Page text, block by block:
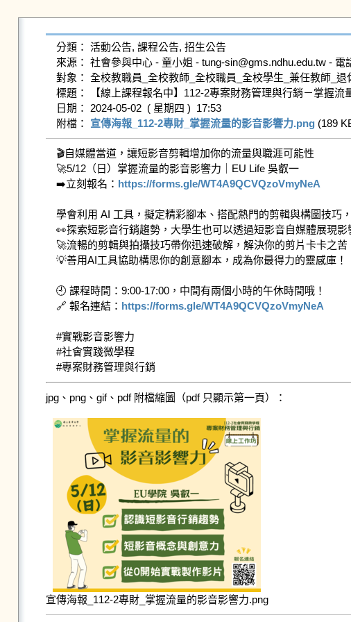
分類： 活動公告, 課程公告, 招生公告
來源： 社會參與中心 - 童小姐 - tung-sin@gms.ndhu.edu.tw - 電
對象： 全校教職員_全校教師_全校職員_全校學生_兼任教師_退
標題： 【線上課程報名中】112-2專案財務管理與行銷－掌握流
日期： 2024-05-02  ( 星期四 )  17:53
附檔： 宣傳海報_112-2專財_掌握流量的影音影響力.png (189
🎬自媒體當道，讓短影音剪輯增加你的流量與職涯可能性
🚀5/12（日）掌握流量的影音影響力｜EU Life 吳叡一
➡️立刻報名： https://forms.gle/WT4A9QCVQzoVmyNeA
學會利用 AI 工具，擬定精彩腳本、搭配熱門的剪輯與構圖技巧
👀探索短影音行銷趨勢，大學生也可以透過短影音自媒體展現影
🚀流暢的剪輯與拍攝技巧帶你迅速破解，解決你的剪片卡卡之苦
💡善用AI工具協助構思你的創意腳本，成為你最得力的靈感庫！
🕘 課程時間：9:00-17:00，中間有兩個小時的午休時間哦！
🔗 報名連結： https://forms.gle/WT4A9QCVQzoVmyNeA
#實戰影音影響力
#社會實踐微學程
#專案財務管理與行銷
jpg、png、gif、pdf 附檔縮圖（pdf 只顯示第一頁）：
宣傳海報_112-2專財_掌握流量的影音影響力.png